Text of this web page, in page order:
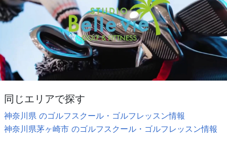
同じエリアで探す
神奈川県 のゴルフスクール・ゴルフレッスン情報
神奈川県茅ヶ崎市 のゴルフスクール・ゴルフレッスン情報